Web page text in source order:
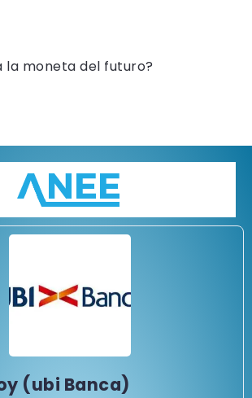
la moneta del futuro?
(ubi Banca)